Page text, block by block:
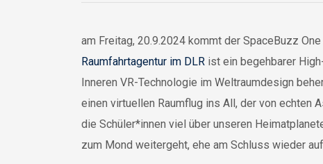
am Freitag, 20.9.2024 kommt der SpaceBuzz
Raumfahrtagentur im DLR ist ein begehbarer
Inneren VR-Technologie im Weltraumdesign
einen virtuellen Raumflug ins All, der von echten
die Schüler*innen viel über unseren
zum Mond weitergeht, ehe am Schluss wieder